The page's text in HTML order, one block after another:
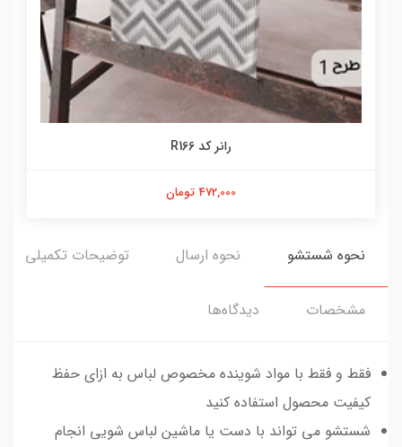
رانر کد R166
472,000 تومان
نحوه شستشو نحوه ارسال توضیحات تکمیلی
مشخصات دیدگاه‌ها
فقط و فقط با مواد شوینده مخصوص لباس به ازای حفظ
کیفیت محصول استفاده کنید
شستشو می تواند با دست یا ماشین لباس شویی انجام